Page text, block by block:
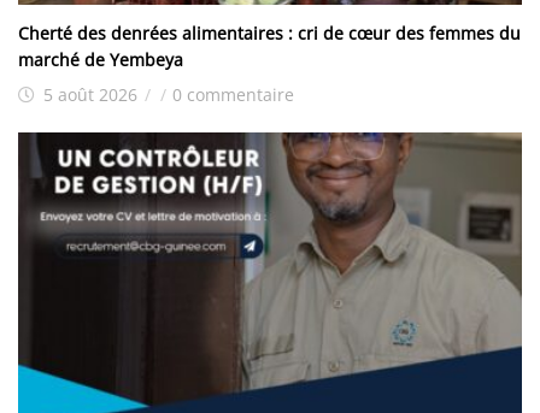
Cherté des denrées alimentaires : cri de cœur des femmes du
marché de Yembeya
5 août 2026 / / 0 commentaire